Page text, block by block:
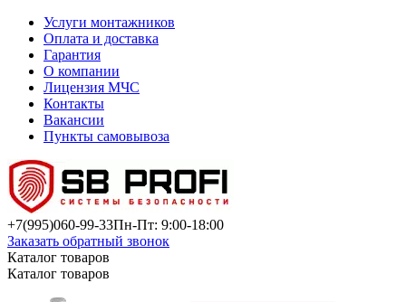
Услуги монтажников
Оплата и доставка
Гарантия
О компании
Лицензия МЧС
Контакты
Вакансии
Пункты самовывоза
+7(995)060-99-33Пн-Пт: 9:00-18:00
Заказать обратный звонок
Каталог товаров
Каталог товаров